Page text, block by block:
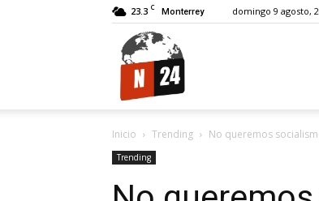
23.3 C Monterrey domingo 9 agosto,
Inicio Trending No queremos
Trending